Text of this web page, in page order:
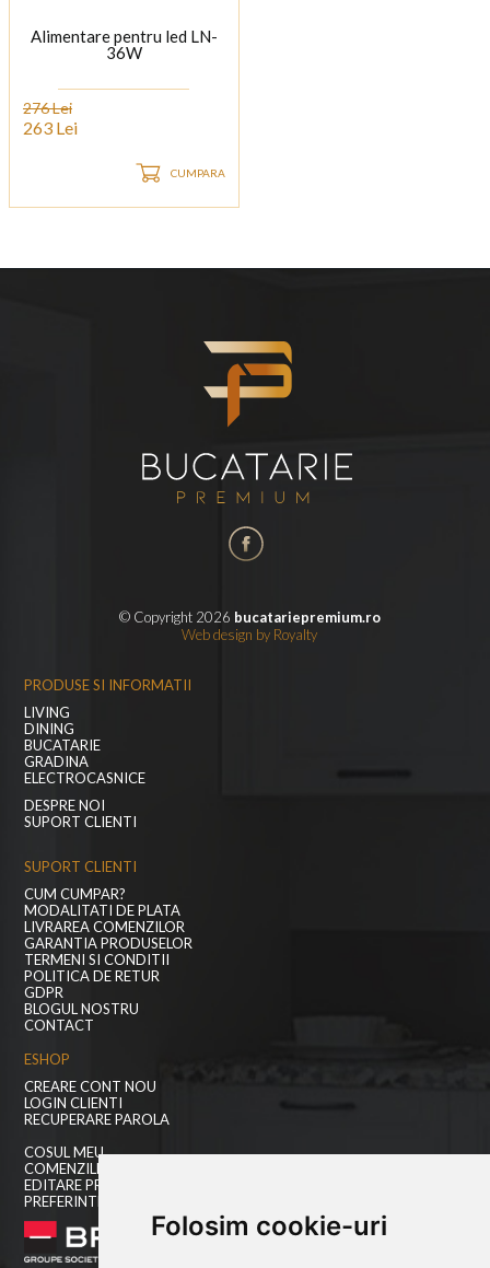
Folosim cookie-uri
Alimentare pentru led LN-
36W
276 Lei
263 Lei
CUMPARA
© Copyright 2026 bucatariepremium.ro
Web design by Royalty
PRODUSE SI INFORMATII
LIVING
DINING
BUCATARIE
GRADINA
ELECTROCASNICE
DESPRE NOI
SUPORT CLIENTI
SUPORT CLIENTI
CUM CUMPAR?
MODALITATI DE PLATA
LIVRAREA COMENZILOR
GARANTIA PRODUSELOR
TERMENI SI CONDITII
POLITICA DE RETUR
GDPR
BLOGUL NOSTRU
CONTACT
ESHOP
CREARE CONT NOU
LOGIN CLIENTI
RECUPERARE PAROLA
COSUL MEU
COMENZILE MELE
EDITARE PROFIL
PREFERINTE COOKIES